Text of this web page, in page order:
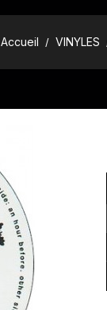
Accueil VINYLES